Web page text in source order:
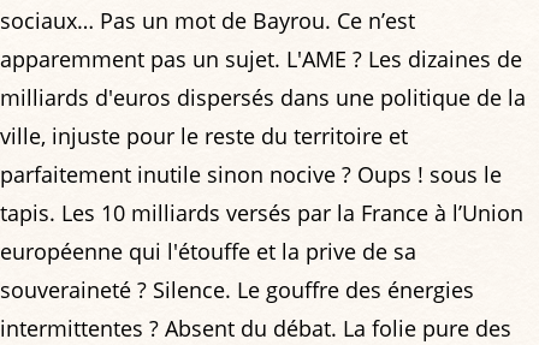
sociaux… Pas un mot de Bayrou. Ce n’est
apparemment pas un sujet. L'AME ? Les dizaines de
milliards d'euros dispersés dans une politique de la
ville, injuste pour le reste du territoire et
parfaitement inutile sinon nocive ? Oups ! sous le
tapis. Les 10 milliards versés par la France à l’Union
européenne qui l'étouffe et la prive de sa
souveraineté ? Silence. Le gouffre des énergies
intermittentes ? Absent du débat. La folie pure des